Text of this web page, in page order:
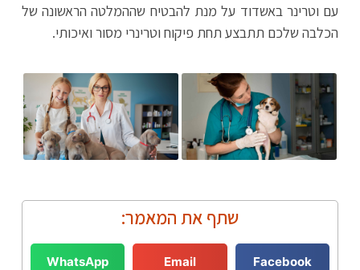
עם וטרינר באשדוד על מנת להבטיח שההמלטה הראשונה של
הכלבה שלכם תתבצע תחת פיקוח וטרינרי מסור ואיכותי.
שתף את המאמר:
Facebook
Email
WhatsApp